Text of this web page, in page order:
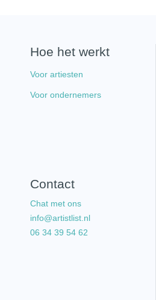
Hoe het werkt
Voor artiesten
Voor ondernemers
Contact
Chat met ons
info@artistlist.nl
06 34 39 54 62